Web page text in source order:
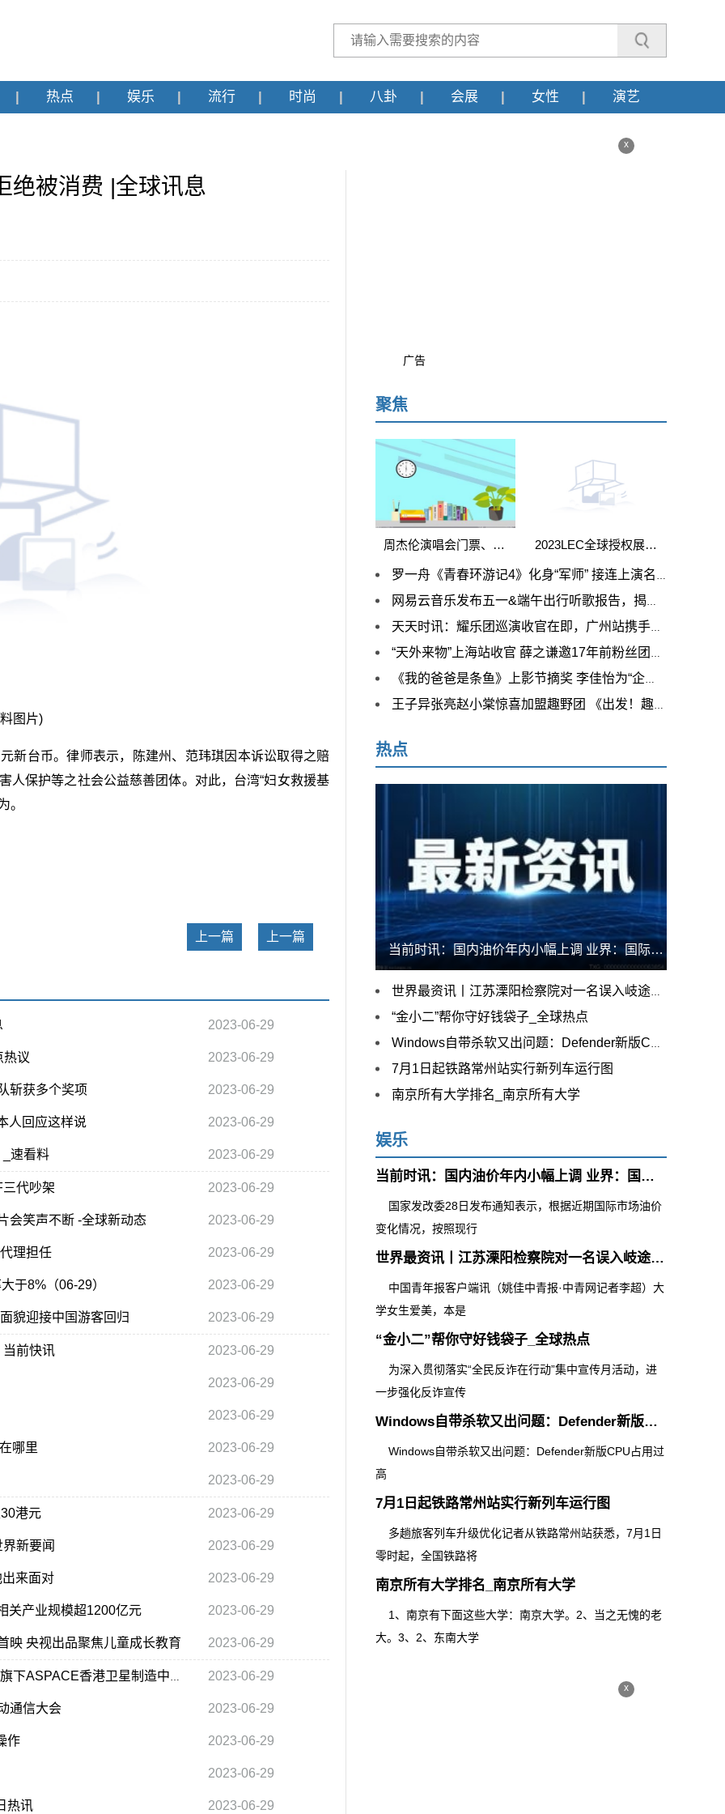
热点 娱乐 流行 时尚 八卦 会展 女性 演艺
绝被消费 |全球讯息
图片)
新台币。律师表示，陈建州、范玮琪因本诉讼取得之赔
人保护等之社会公益慈善团体。对此，台湾“妇女救援基
。
上一篇 上一篇
2023-06-29
热议 2023-06-29
斩获多个奖项 2023-06-29
人回应这样说 2023-06-29
_速看料 2023-06-29
代吵架 2023-06-29
会笑声不断 -全球新动态 2023-06-29
理担任 2023-06-29
于8%（06-29） 2023-06-29
貌迎接中国游客回归 2023-06-29
当前快讯 2023-06-29
2023-06-29
2023-06-29
哪里 2023-06-29
2023-06-29
港元 2023-06-29
新要闻 2023-06-29
来面对 2023-06-29
关产业规模超1200亿元 2023-06-29
映 央视出品聚焦儿童成长教育 2023-06-29
2023-06-29
通信大会 2023-06-29
作 2023-06-29
2023-06-29
热讯 2023-06-29
x
广告
聚焦
周杰伦演唱会门票、音乐畅听会员！预约中国移动咪咕杰迷狂欢嘉年华直播享重磅惊喜 2023LEC全球授权展开幕，杰外科技旗下多个IP亮相现场|关注
罗一舟《青春环游记4》化身“军师” 接连上演名场面幽默感满分 全球聚看点
网易云音乐发布五一&端午出行听歌报告，揭秘出行路上的爆款BGM 天天精选
天天时讯：耀乐团巡演收官在即，广州站携手嘉宾符龙飞续写电音旅程
“天外来物”上海站收官 薛之谦邀17年前粉丝团聚上演“老友记”
《我的爸爸是条鱼》上影节摘奖 李佳怡为“企鹅”配音获好评_世界热门
王子异张亮赵小棠惊喜加盟趣野团 《出发！趣野吧》“野性操作”接连上演 环球新消息
热点
当前时讯：国内油价年内小幅上调 业界：国际油价短期仍以震荡运行为主
世界最资讯丨江苏溧阳检察院对一名误入岐途涉嫌诈骗的女大学生作出不起诉决定
“金小二”帮你守好钱袋子_全球热点
Windows自带杀软又出问题：Defender新版CPU占用过高
7月1日起铁路常州站实行新列车运行图
南京所有大学排名_南京所有大学
娱乐
当前时讯：国内油价年内小幅上调 业界：国际油价短期仍以震荡运行为主
国家发改委28日发布通知表示，根据近期国际市场油价
变化情况，按照现行
世界最资讯丨江苏溧阳检察院对一名误入岐途涉嫌诈骗的女大学生作出不起诉决定
中国青年报客户端讯（姚佳中青报·中青网记者李超）大
学女生爱美，本是
“金小二”帮你守好钱袋子_全球热点
为深入贯彻落实“全民反诈在行动”集中宣传月活动，进
一步强化反诈宣传
Windows自带杀软又出问题：Defender新版CPU占用过高
Windows自带杀软又出问题：Defender新版CPU占用过
高
7月1日起铁路常州站实行新列车运行图
多趟旅客列车升级优化记者从铁路常州站获悉，7月1日
零时起，全国铁路将
南京所有大学排名_南京所有大学
1、南京有下面这些大学：南京大学。2、当之无愧的老
大。3、2、东南大学
x